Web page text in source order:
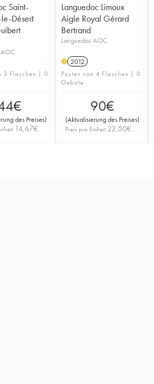
Saint-
Désert
3 Flaschen | 0
€
des Preises)
14,67€
Languedoc Limoux
Aigle Royal Gérard
Bertrand
Languedoc AOC
2012
Posten von 4 Flaschen | 0
Gebote
90€
(Aktualisierung des Preises)
Preis pro Einheit 22,50€